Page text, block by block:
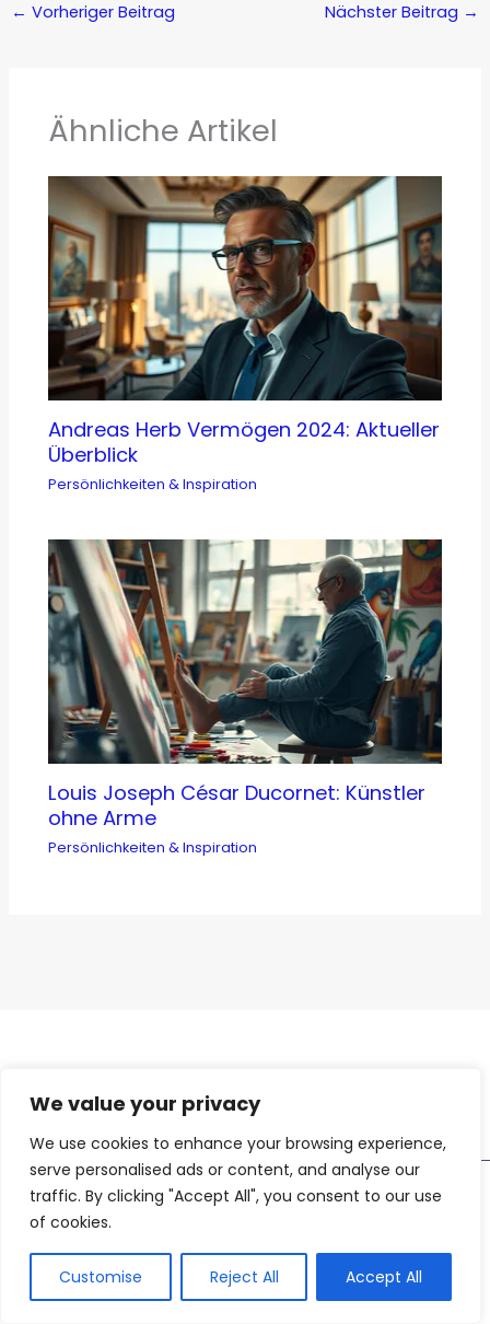
We value your privacy
We use cookies to enhance your browsing experience,
serve personalised ads or content, and analyse our
traffic. By clicking "Accept All", you consent to our use
of cookies.
Customise Reject All Accept All
← Vorheriger Beitrag Nächster Beitrag →
Ähnliche Artikel
Andreas Herb Vermögen 2024: Aktueller
Überblick
Persönlichkeiten & Inspiration
Louis Joseph César Ducornet: Künstler
ohne Arme
Persönlichkeiten & Inspiration
Impressum